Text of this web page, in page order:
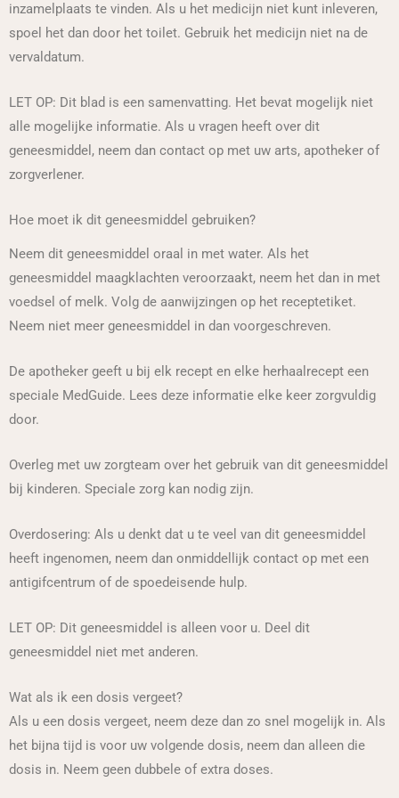
inzamelplaats te vinden. Als u het medicijn niet kunt inleveren,
spoel het dan door het toilet. Gebruik het medicijn niet na de
vervaldatum.
LET OP: Dit blad is een samenvatting. Het bevat mogelijk niet
alle mogelijke informatie. Als u vragen heeft over dit
geneesmiddel, neem dan contact op met uw arts, apotheker of
zorgverlener.
Hoe moet ik dit geneesmiddel gebruiken?
Neem dit geneesmiddel oraal in met water. Als het
geneesmiddel maagklachten veroorzaakt, neem het dan in met
voedsel of melk. Volg de aanwijzingen op het receptetiket.
Neem niet meer geneesmiddel in dan voorgeschreven.
De apotheker geeft u bij elk recept en elke herhaalrecept een
speciale MedGuide. Lees deze informatie elke keer zorgvuldig
door.
Overleg met uw zorgteam over het gebruik van dit geneesmiddel
bij kinderen. Speciale zorg kan nodig zijn.
Overdosering: Als u denkt dat u te veel van dit geneesmiddel
heeft ingenomen, neem dan onmiddellijk contact op met een
antigifcentrum of de spoedeisende hulp.
LET OP: Dit geneesmiddel is alleen voor u. Deel dit
geneesmiddel niet met anderen.
Wat als ik een dosis vergeet?
Als u een dosis vergeet, neem deze dan zo snel mogelijk in. Als
het bijna tijd is voor uw volgende dosis, neem dan alleen die
dosis in. Neem geen dubbele of extra doses.